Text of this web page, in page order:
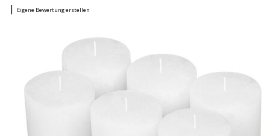
| Eigene Bewertung erstellen